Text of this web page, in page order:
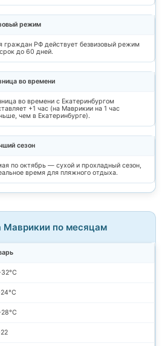
режим
граждан РФ действует безвизовый режим
до 60 дней.
во времени
во времени с Екатеринбургом
+1 час (на Маврикии на 1 час
чем в Екатеринбурге).
сезон
по октябрь — сухой и прохладный сезон,
время для пляжного отдыха.
Маврикии по месяцам